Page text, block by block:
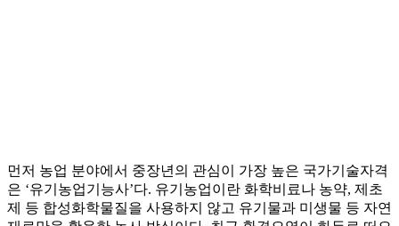
먼저 농업 분야에서 중장년의 관심이 가장 높은 국가기술자격
은 ‘유기농업기능사’다. 유기농업이란 화학비료나 농약, 제초
제 등 합성화학물질을 사용하지 않고 유기물과 미생물 등 자연